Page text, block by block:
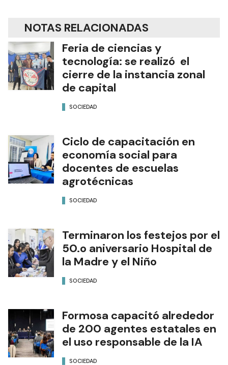
NOTAS RELACIONADAS
Feria de ciencias y
tecnología: se realizó el
cierre de la instancia zonal
de capital
SOCIEDAD
Ciclo de capacitación en
economía social para
docentes de escuelas
agrotécnicas
SOCIEDAD
Terminaron los festejos por el
50.o aniversario Hospital de
la Madre y el Niño
SOCIEDAD
Formosa capacitó alrededor
de 200 agentes estatales en
el uso responsable de la IA
SOCIEDAD